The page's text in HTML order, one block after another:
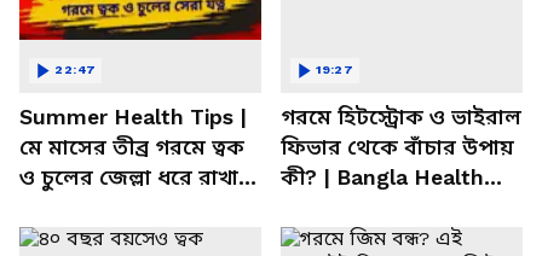
Summer Health Tips |
মে মাসের তীব্র গরমে ত্বক
ও চুলের জেল্লা ধরে রাখার
22:47
গরমে হিটস্ট্রোক ও ভাইরাল
ফিভার থেকে বাঁচার উপায়
কী? | Bangla Health
19:27